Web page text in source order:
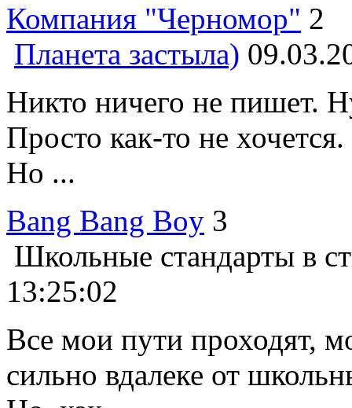
Компания "Черномор" 2
Планета застыла)
Никто ничего не пишет.
Просто как-то не хочется.
Но ...
Bang Bang Boy 3
Школьные стандарты в
13:25:02
Все мои пути проходят,
сильно вдалеке от